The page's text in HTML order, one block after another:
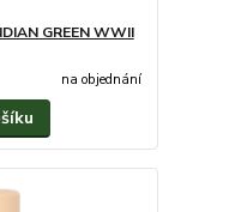
GREEN WWII
na objednání